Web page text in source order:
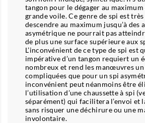
tangon pour le dégager au
grande voile. Ce genre de spi est
descendre au maximum jusqu’à des
asymétrique ne pourrait pas
de plus une surface supérieure aux
L’inconvénient de ce type de spi est
impérative d’un tangon requiert un
nombreux et rend les manœuvres un
compliquées que pour un spi
inconvénient peut néanmoins être
l’utilisation d’une chaussette à spi
séparément) qui facilitera l’envoi et
sans risquer une déchirure ou une
involontaire.